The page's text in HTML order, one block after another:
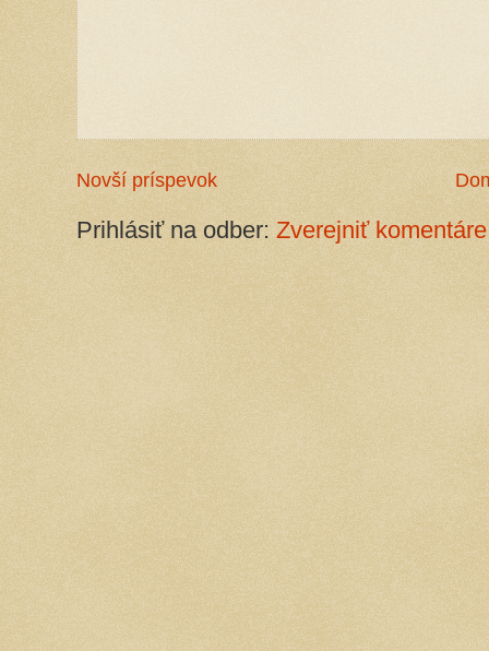
Novší príspevok
Prihlásiť na odber: Zverejniť